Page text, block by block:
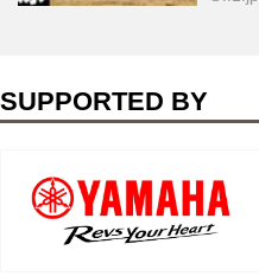
SUPPORTED BY